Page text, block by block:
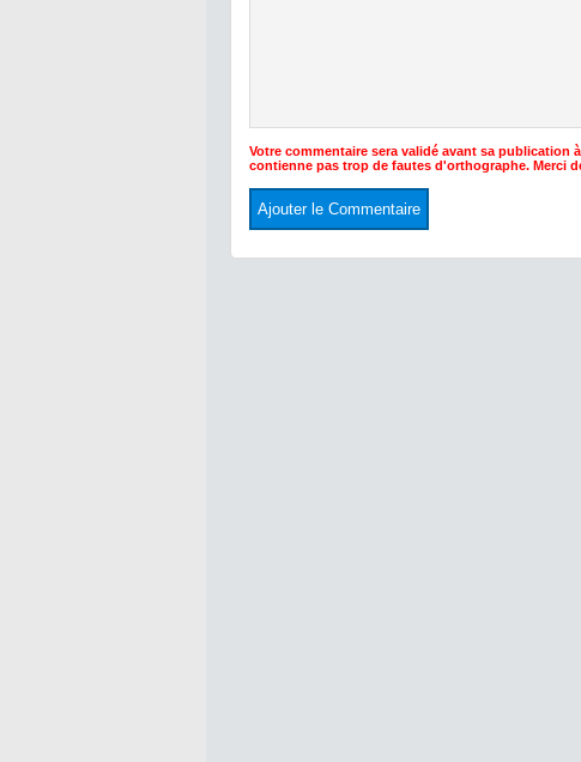
Votre commentaire sera validé avant sa publication
contienne pas trop de fautes d'orthographe. Merci